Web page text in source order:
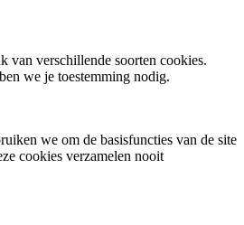
van verschillende soorten cookies.
we je toestemming nodig.
we om de basisfuncties van de site
cookies verzamelen nooit